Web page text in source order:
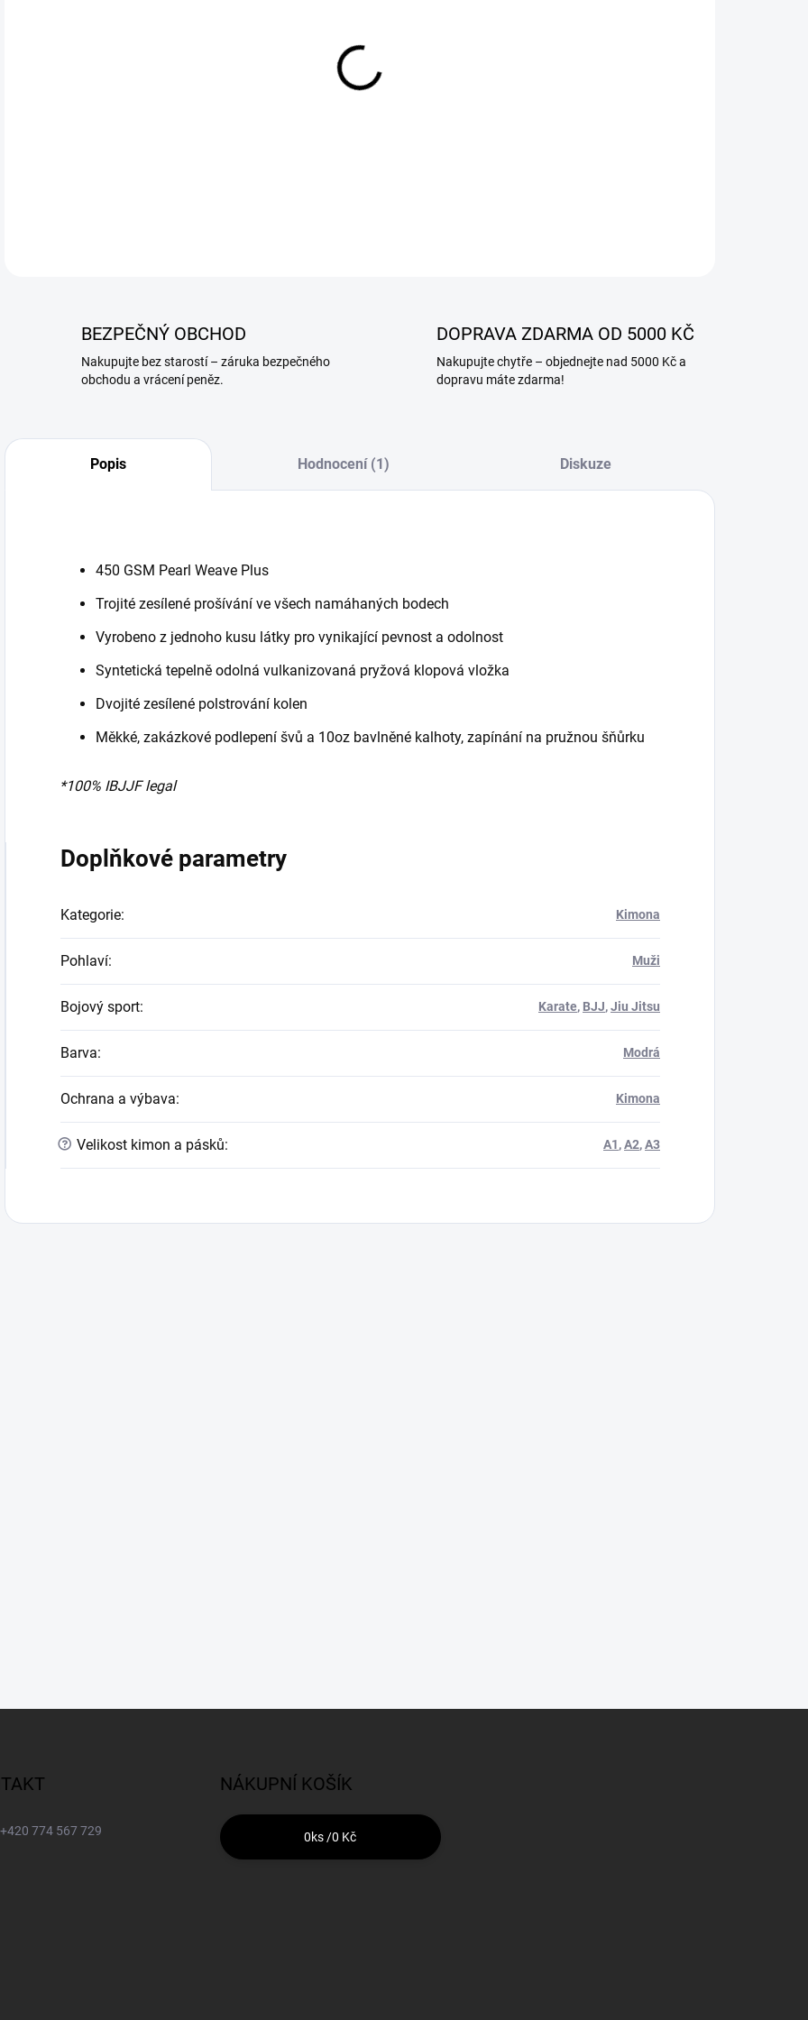
BEZPEČNÝ OBCHOD
Nakupujte bez starostí – záruka bezpečného
obchodu a vrácení peněz.
DOPRAVA ZDARMA OD 5000 KČ
Nakupujte chytře – objednejte nad 5000 Kč a
dopravu máte zdarma!
Popis Hodnocení (1) Diskuze
450 GSM Pearl Weave Plus
Trojité zesílené prošívání ve všech namáhaných bodech
Vyrobeno z jednoho kusu látky pro vynikající pevnost a odolnost
Syntetická tepelně odolná vulkanizovaná pryžová klopová vložka
Dvojité zesílené polstrování kolen
Měkké, zakázkové podlepení švů a 10oz bavlněné kalhoty, zapínání na pružnou šňůrku
*100% IBJJF legal
Doplňkové parametry
Kategorie: Kimona
Pohlaví: Muži
Bojový sport: Karate, BJJ,Jiu Jitsu
Barva: Modrá
Ochrana a výbava: Kimona
? Velikost kimon a pásků: A1,A2,A3
+420 774 567 729
NÁKUPNÍ KOŠÍK
0ks /0 Kč